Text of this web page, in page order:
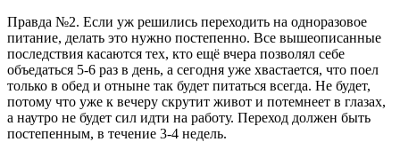
Правда №2. Если уж решились переходить на одноразовое
питание, делать это нужно постепенно. Все вышеописанные
последствия касаются тех, кто ещё вчера позволял себе
объедаться 5-6 раз в день, а сегодня уже хвастается, что поел
только в обед и отныне так будет питаться всегда. Не будет,
потому что уже к вечеру скрутит живот и потемнеет в глазах,
а наутро не будет сил идти на работу. Переход должен быть
постепенным, в течение 3-4 недель.